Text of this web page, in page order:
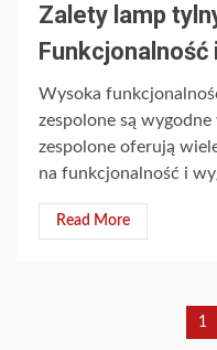
Zalety lamp
Wysoka
zespolone są
zespolone oferują
na funkcjonalność i
Read More
1